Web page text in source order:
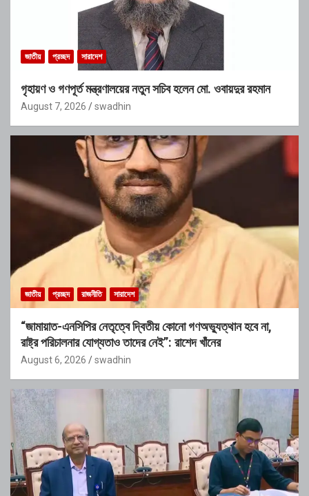
জাতীয় প্রচ্ছদ সারাদেশ
গৃহায়ণ ও গণপূর্ত মন্ত্রণালয়ের নতুন সচিব হলেন মো. ওবায়দুর রহমান
August 7, 2026 swadhin
জাতীয় প্রচ্ছদ রাজনীতি সারাদেশ
“জামায়াত-এনসিপির নেতৃত্বে দ্বিতীয় কোনো গণঅভ্যুত্থান হবে না,
রাষ্ট্র পরিচালনার যোগ্যতাও তাদের নেই”: রাশেদ খাঁনের
August 6, 2026 swadhin